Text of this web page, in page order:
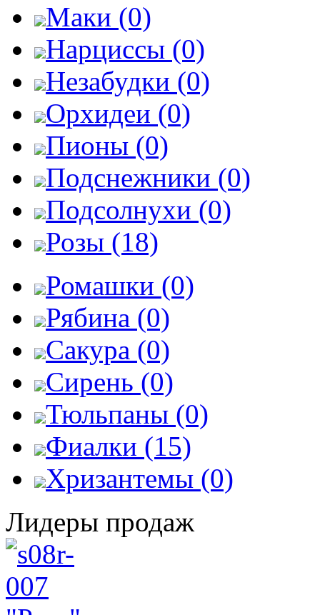
Маки (0)
Нарциссы (0)
Незабудки (0)
Орхидеи (0)
Пионы (0)
Подснежники (0)
Подсолнухи (0)
Розы (18)
Ромашки (0)
Рябина (0)
Сакура (0)
Сирень (0)
Тюльпаны (0)
Фиалки (15)
Хризантемы (0)
Лидеры продаж